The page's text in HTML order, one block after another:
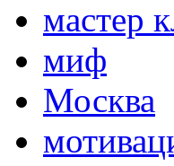
мастер
миф
Москва